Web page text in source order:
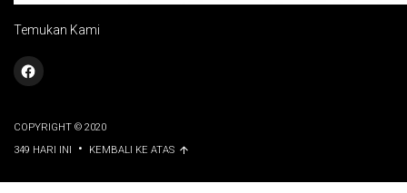
Temukan Kami
COPYRIGHT © 2020
349 HARI INI
• KEMBALI KE ATAS